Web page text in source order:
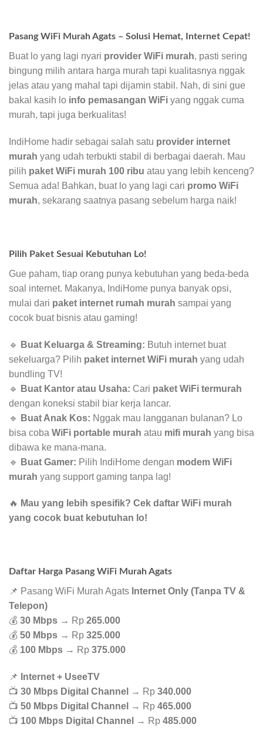
Pasang WiFi Murah Agats – Solusi Hemat, Internet Cepat!
Buat lo yang lagi nyari provider WiFi murah, pasti sering
bingung milih antara harga murah tapi kualitasnya nggak
jelas atau yang mahal tapi dijamin stabil. Nah, di sini gue
bakal kasih lo info pemasangan WiFi yang nggak cuma
murah, tapi juga berkualitas!
IndiHome hadir sebagai salah satu provider internet
murah yang udah terbukti stabil di berbagai daerah. Mau
pilih paket WiFi murah 100 ribu atau yang lebih kenceng?
Semua ada! Bahkan, buat lo yang lagi cari promo WiFi
murah, sekarang saatnya pasang sebelum harga naik!
Pilih Paket Sesuai Kebutuhan Lo!
Gue paham, tiap orang punya kebutuhan yang beda-beda
soal internet. Makanya, IndiHome punya banyak opsi,
mulai dari paket internet rumah murah sampai yang
cocok buat bisnis atau gaming!
🔹 Buat Keluarga & Streaming: Butuh internet buat
sekeluarga? Pilih paket internet WiFi murah yang udah
bundling TV!
🔹
Buat Kantor atau Usaha: Cari paket WiFi termurah
dengan koneksi stabil biar kerja lancar.
🔹
Buat Anak Kos: Nggak mau langganan bulanan? Lo
bisa coba WiFi portable murah atau mifi murah yang bisa
dibawa ke mana-mana.
🔹
Buat Gamer: Pilih IndiHome dengan modem WiFi
murah yang support gaming tanpa lag!
🔥 Mau yang lebih spesifik? Cek daftar WiFi murah
yang cocok buat kebutuhan lo!
Daftar Harga Pasang WiFi Murah Agats
📌 Pasang WiFi Murah Agats Internet Only (Tanpa TV &
Telepon)
💰 30 Mbps → Rp 265.000
💰 50 Mbps → Rp 325.000
💰 100 Mbps → Rp 375.000
📌
Internet + UseeTV
📺 30 Mbps Digital Channel → Rp 340.000
📺 50 Mbps Digital Channel → Rp 465.000
📺 100 Mbps Digital Channel → Rp 485.000